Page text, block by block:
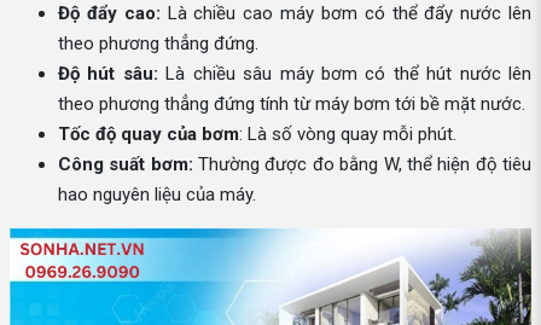
Độ đẩy cao: Là chiều cao máy bơm có thể đẩy nước lên
theo phương thẳng đứng.
Độ hút sâu: Là chiều sâu máy bơm có thể hút nước lên
theo phương thẳng đứng tính từ máy bơm tới bề mặt nước.
Tốc độ quay của bơm: Là số vòng quay mỗi phút.
Công suất bơm: Thường được đo bằng W, thể hiện độ tiêu
hao nguyên liệu của máy.